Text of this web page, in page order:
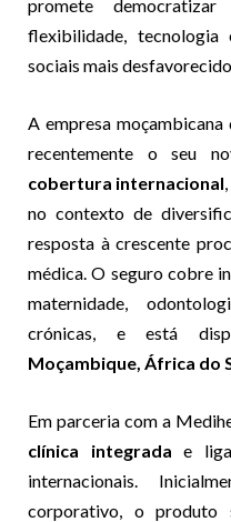
promete
flexibilidade,
sociais mais
A empresa moçambicana
recentemente o seu
cobertura internacional
no contexto de
resposta à crescente
médica. O seguro cobre
maternidade,
crónicas, e está
Moçambique, África do
Em parceria com a
clínica integrada e
internacionais.
corporativo, o produto